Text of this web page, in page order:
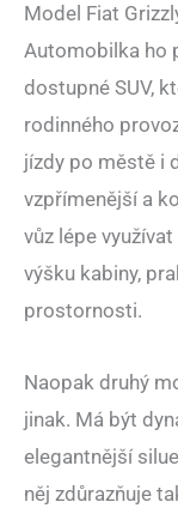
Model Fiat
Automobilka ho
dostupné SUV,
rodinného
jízdy po městě i
vzpřímenější a
vůz lépe
výšku kabiny,
prostornosti.
Naopak druhý
jinak. Má být
elegantnější
něj zdůrazňuje